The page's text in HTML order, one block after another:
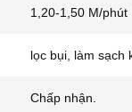
1,20-1,50 M/phút
lọc bụi, làm sạch
Chấp nhận.